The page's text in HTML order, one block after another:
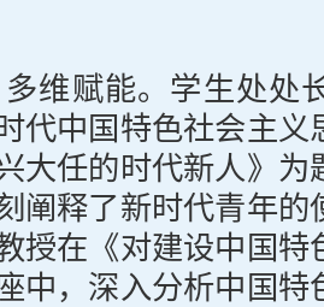
维赋能。学生处处
代中国特色社会主
大任的时代新人》为
阐释了新时代青年的
授在《对建设中国特
中，深入分析中国特